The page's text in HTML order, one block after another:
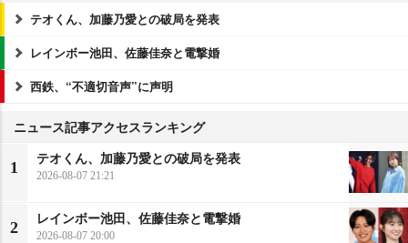
テオくん、加藤乃愛との破局を発表
レインボー池田、佐藤佳奈と電撃婚
西鉄、“不適切音声”に声明
ニュース記事アクセスランキング
1
テオくん、加藤乃愛との破局を発表
2026-08-07 21:21
2
レインボー池田、佐藤佳奈と電撃婚
2026-08-07 20:00